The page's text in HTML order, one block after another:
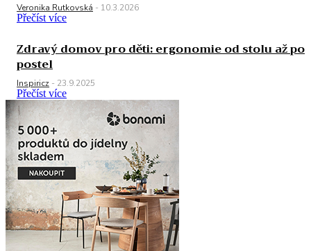
Veronika Rutkovská - 10.3.2026
Přečíst více
Zdravý domov pro děti: ergonomie od stolu až po
postel
Inspiricz - 23.9.2025
Přečíst více